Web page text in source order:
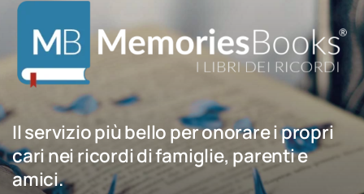
Il servizio più bello per onorare i propri
cari nei ricordi di famiglie, parenti e
amici.